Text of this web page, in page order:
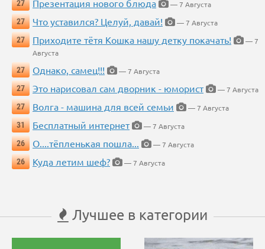
27
Презентация нового блюда
— 7 Августа
27
Что уставился? Целуй, давай!
— 7 Августа
27
Приходите тётя Кошка нашу детку покачать!
— 7
Августа
27
Однако, самец!!!
— 7 Августа
27
Это нарисовал сам дворник - юморист
— 7 Августа
27
Волга - машина для всей семьи
— 7 Августа
31
Бесплатный интернет
— 7 Августа
26
О....тёпленькая пошла...
— 7 Августа
26
Куда летим шеф? — 7 Августа
Лучшее в категории